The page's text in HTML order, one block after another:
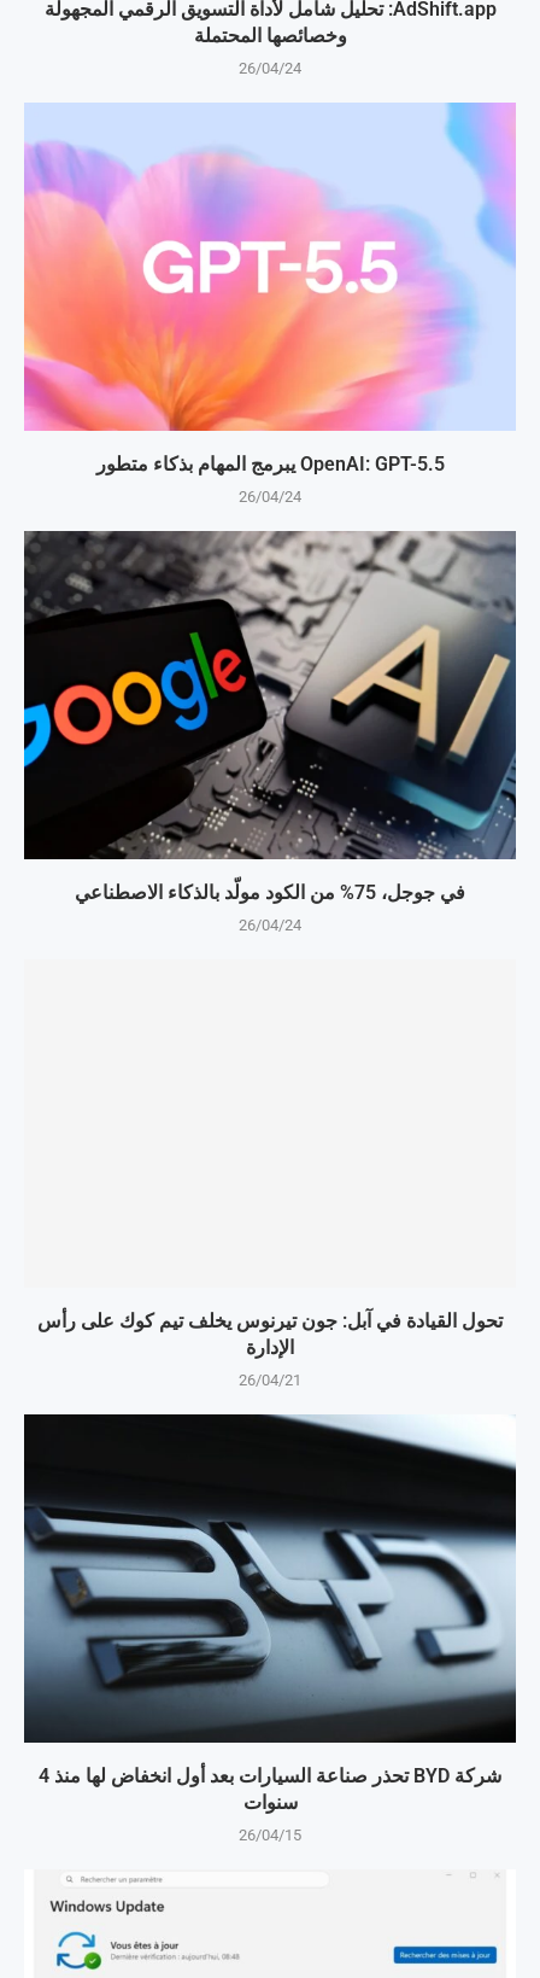
AdShift.app: تحليل شامل لأداة التسويق الرقمي المجهولة
وخصائصها المحتملة
26/04/24
OpenAI: GPT-5.5 يبرمج المهام بذكاء متطور
26/04/24
في جوجل، 75% من الكود مولّد بالذكاء الاصطناعي
26/04/24
تحول القيادة في آبل: جون تيرنوس يخلف تيم كوك على رأس
الإدارة
26/04/21
شركة BYD تحذر صناعة السيارات بعد أول انخفاض لها منذ 4
سنوات
26/04/15